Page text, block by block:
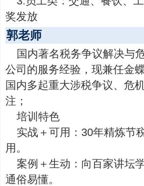
奖发放
郭老师
国内著名税务争议解决与
公司的服务经验，现兼任金
国内多起重大涉税争议、危
注；
培训特色
实战＋可用：30年精炼节
用。
案例＋生动：向百家讲坛
通俗易懂。